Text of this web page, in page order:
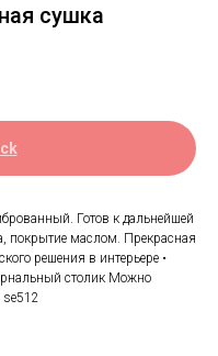
сушка
Готов к дальнейшей
покрытие маслом. Прекрасная
решения в интерьере •
столик Можно
se512